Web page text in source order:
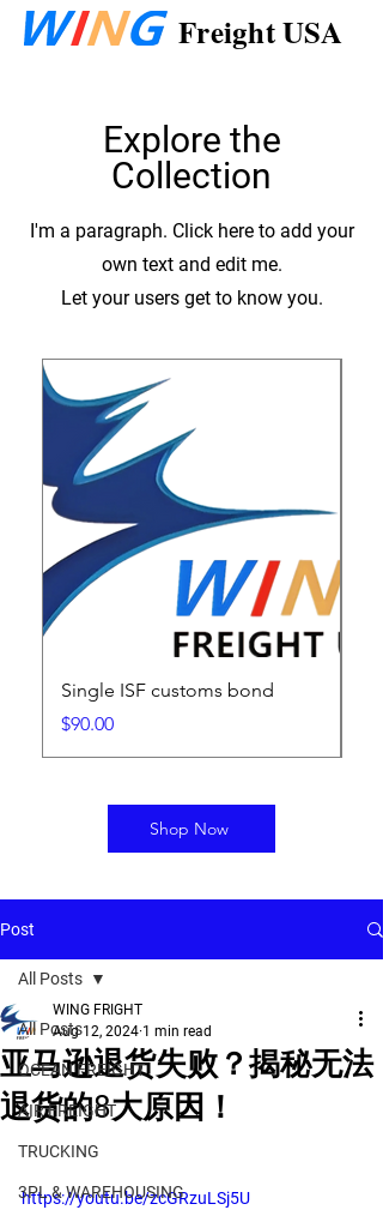
Freight USA
Explore the
Collection
I'm a paragraph. Click here to add your
own text and edit me.
Let your users get to know you.
Single ISF customs bond
Price
$90.00
Shop Now
Post
All Posts
OCEAN FREIGHT
AIR FREIGHT
TRUCKING
3PL & WAREHOUSING
All Posts
亚马逊退货失败？揭秘无法
退货的8大原因！
WING FRIGHT
Aug 12, 2024 1 min read
https://youtu.be/zcGRzuLSj5U